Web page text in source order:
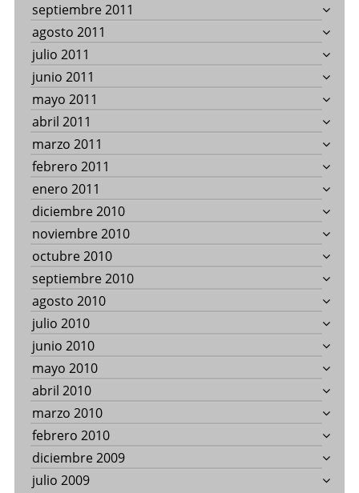
septiembre 2011
agosto 2011
julio 2011
junio 2011
mayo 2011
abril 2011
marzo 2011
febrero 2011
enero 2011
diciembre 2010
noviembre 2010
octubre 2010
septiembre 2010
agosto 2010
julio 2010
junio 2010
mayo 2010
abril 2010
marzo 2010
febrero 2010
diciembre 2009
julio 2009